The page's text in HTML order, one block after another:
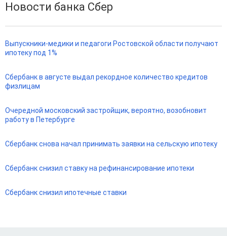
Новости банка Сбер
Выпускники-медики и педагоги Ростовской области получают
ипотеку под 1%
Сбербанк в августе выдал рекордное количество кредитов
физлицам
Очередной московский застройщик, вероятно, возобновит
работу в Петербурге
Сбербанк снова начал принимать заявки на сельскую ипотеку
Сбербанк снизил ставку на рефинансирование ипотеки
Сбербанк снизил ипотечные ставки